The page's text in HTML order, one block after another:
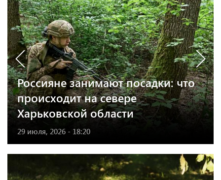
Россияне занимают посадки: что
происходит на севере
Харьковской области
29 июля, 2026 - 18:20